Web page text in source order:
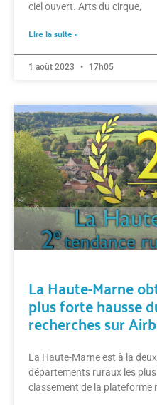
ciel ouvert. Arts du cirque,
Lire la suite »
1 août 2023 17h05
La Haute-Marne
plus forte hausse
recherches sur
La Haute-Marne est à la
départements ruraux les
classement de la plateforme